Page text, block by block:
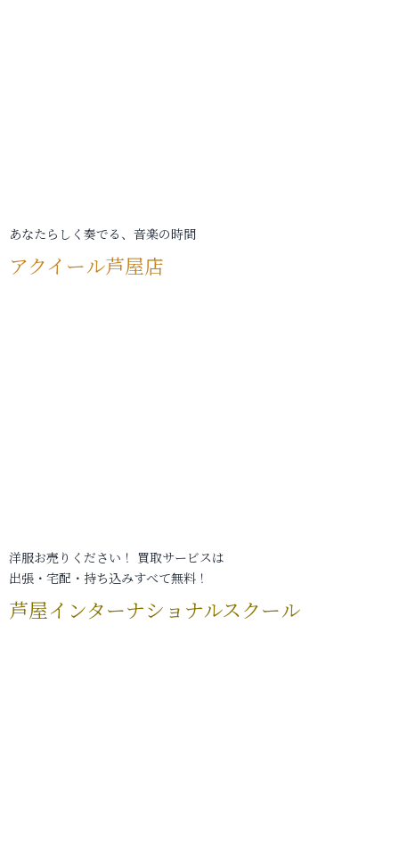
あなたらしく奏でる、音楽の時間
アクイール芦屋店
洋服お売りください！ 買取サービスは
出張・宅配・持ち込みすべて無料！
芦屋インターナショナルスクール